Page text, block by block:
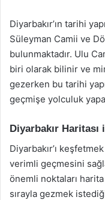
Diyarbakır’ın tarihi
Süleyman Camii ve
bulunmaktadır. Ulu
biri olarak bilinir ve
gezerken bu tarihi
geçmişe yolculuk
Diyarbakır Haritası
Diyarbakır’ı
verimli geçmesini
önemli noktaları
sırayla gezmek